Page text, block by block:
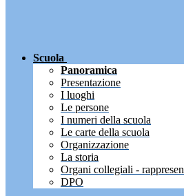
Scuola
Panoramica
Presentazione
I luoghi
Le persone
I numeri della scuola
Le carte della scuola
Organizzazione
La storia
Organi collegiali -
DPO